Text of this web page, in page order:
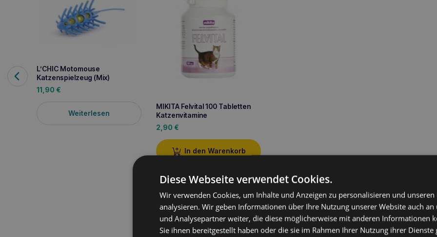
L’CHIC Motomouse
Katzenspielzeug (Mix)
11,90 €
Weiterlesen
MIKITA Felvital 100 Tabletten
Katzenvitamine
2,90 €
In den Warenkorb
Produktbeschreibung
Der Foobler ist ein völlig neues Konzept für Hundespielzeug, das Spaß und Ernährung in
Diese Webseite verwendet Cookies.
Wir verwenden Cookies, um Inhalte und Anzeigen zu personalisieren und
analysieren. Wir geben Informationen über Ihre Nutzung unserer Website auch an
und Analysepartner weiter, die diese möglicherweise mit anderen Informationen
Sie ihnen bereitgestellt haben oder die sie im Rahmen Ihrer Nutzung ihrer Dienste